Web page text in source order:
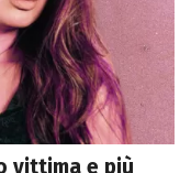
vittima e più